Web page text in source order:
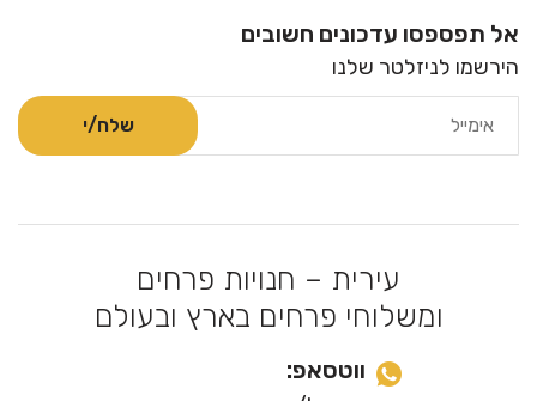
אל תפספסו עדכונים חשובים
הירשמו לניזלטר שלנו
עירית – חנויות פרחים
ומשלוחי פרחים בארץ ובעולם
ווטסאפ: